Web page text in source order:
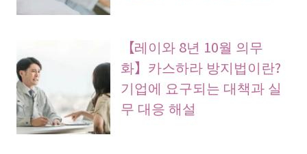
【레이와 8년 10월 의무
화】카스하라 방지법이란?
기업에 요구되는 대책과 실
무 대응 해설